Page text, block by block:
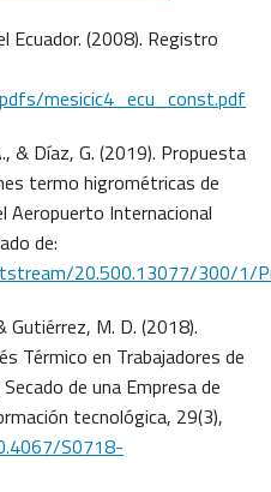
Ecuador. (2008). Registro
mesicic4_ecu_const.pdf
& Díaz, G. (2019). Propuesta
termo higrométricas de
Aeropuerto Internacional
de:
20.500.13077/300/1/
Gutiérrez, M. D. (2018).
Térmico en Trabajadores de
de una Empresa de
tecnológica, 29(3),
S0718-